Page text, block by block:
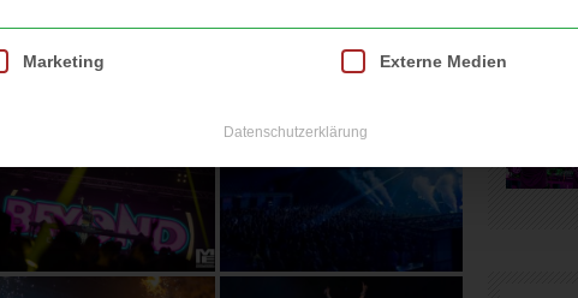
kann. Die erste Service-Gruppe ist essenziell und kann nicht abgewählt
Marketing Externe Medien
Datenschutzerklärung